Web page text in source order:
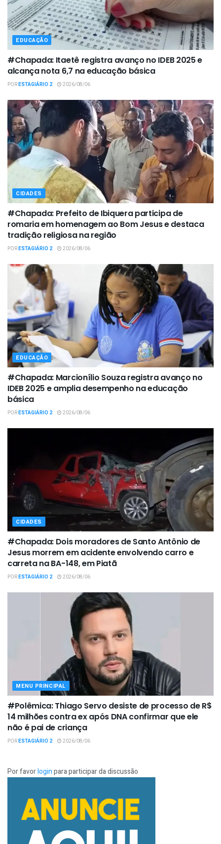
EDUCAÇÃO
#Chapada: Itaetê registra avanço no IDEB 2025 e
alcança nota 6,7 na educação básica
PORESTAGIÁRIO 2 2026/08/06
CIDADES
#Chapada: Prefeito de Ibiquera participa de
romaria em homenagem ao Bom Jesus e destaca
tradição religiosa na região
PORESTAGIÁRIO 2 2026/08/06
EDUCAÇÃO
#Chapada: Marcionílio Souza registra avanço no
IDEB 2025 e amplia desempenho na educação
básica
PORESTAGIÁRIO 2 2026/08/06
CIDADES
#Chapada: Dois moradores de Santo Antônio de
Jesus morrem em acidente envolvendo carro e
carreta na BA-148, em Piatã
PORESTAGIÁRIO 2 2026/08/06
MENU PRINCIPAL
#Polêmica: Thiago Servo desiste de processo de R$
14 milhões contra ex após DNA confirmar que ele
não é pai de criança
PORESTAGIÁRIO 2 2026/08/06
Por favorloginpara participar da discussão